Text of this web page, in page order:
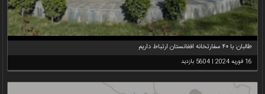
طالبان: با ۴۰ سفارتخانه افغانستان ارتباط داریم
16 فوریه 2024 | 5604 بازدید